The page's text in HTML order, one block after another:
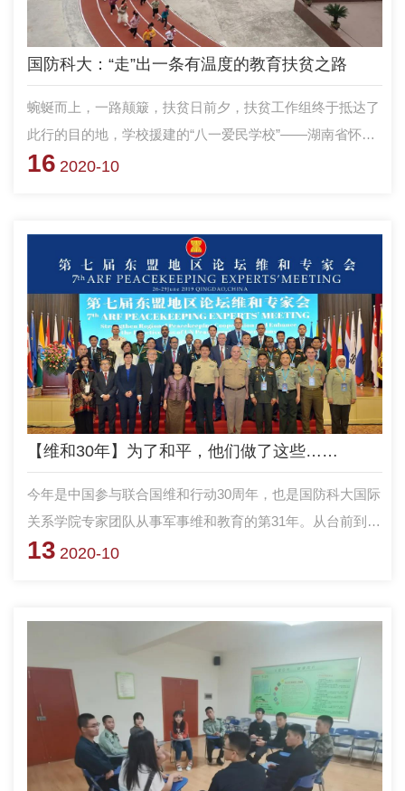
国防科大：“走”出一条有温度的教育扶贫之路
蜿蜒而上，一路颠簸，扶贫日前夕，扶贫工作组终于抵达了
此行的目的地，学校援建的“八一爱民学校”——湖南省怀化
市芷江侗族自治县新店坪镇小学。
16 2020-10
【维和30年】为了和平，他们做了这些……
今年是中国参与联合国维和行动30周年，也是国防科大国际
关系学院专家团队从事军事维和教育的第31年。从台前到幕
后，从课堂到前线，他们冲锋陷阵、默默奉献，为中国维和
13 2020-10